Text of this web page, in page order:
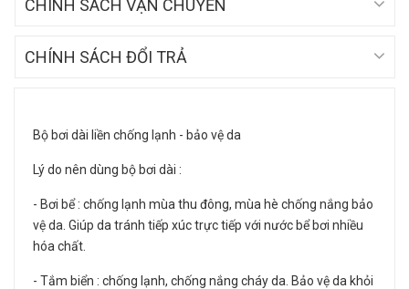
CHÍNH SÁCH VẬN CHUYỂN
CHÍNH SÁCH ĐỔI TRẢ
Bộ bơi dài liền chống lạnh - bảo vệ da
Lý do nên dùng bộ bơi dài :
- Bơi bể : chống lạnh mùa thu đông, mùa hè chống nắng bảo
vệ da. Giúp da tránh tiếp xúc trực tiếp với nước bể bơi nhiều
hóa chất.
- Tắm biển : chống lạnh, chống nắng cháy da. Bảo vệ da khỏi